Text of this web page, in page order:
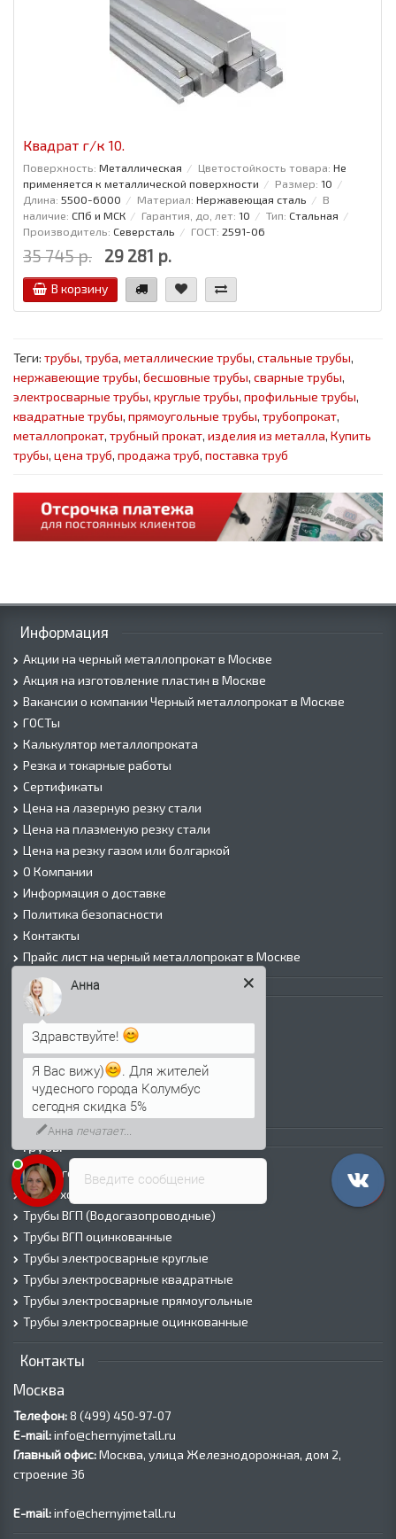
Квадрат г/к 10.
Поверхность: Металлическая Цветостойкость товара: Не
применяется к металлической поверхности
Размер: 10
Длина: 5500-6000 Материал: Нержавеющая сталь
В
наличие: СПб и МСК Гарантия, до, лет: 10 Тип: Стальная
Производитель: Северсталь ГОСТ: 2591-06
35 745 р. 29 281 р.
В корзину
Теги: трубы, труба, металлические трубы, стальные трубы,
нержавеющие трубы, бесшовные трубы, сварные трубы,
электросварные трубы, круглые трубы, профильные трубы,
квадратные трубы, прямоугольные трубы, трубопрокат,
металлопрокат, трубный прокат, изделия из металла, Купить
трубы, цена труб, продажа труб, поставка труб
Информация
Акции на черный металлопрокат в Москве
Акция на изготовление пластин в Москве
Вакансии о компании Черный металлопрокат в Москве
ГОСТы
Калькулятор металлопроката
Резка и токарные работы
Сертификаты
Цена на лазерную резку стали
Цена на плазменую резку стали
Цена на резку газом или болгаркой
О Компании
Информация о доставке
Политика безопасности
Контакты
Прайс лист на черный металлопрокат в Москве
Листовой прокат
Лист г/к
Лист х/к
Просечно-вытяжной лист (ПВЛ)
Лист рифленый
Лист оцинкованный
Трубы
Трубы горячедеформированные
Труба холоднодеформированная
Трубы ВГП (Водогазопроводные)
Трубы ВГП оцинкованные
Трубы электросварные круглые
Трубы электросварные квадратные
Трубы электросварные прямоугольные
Трубы электросварные оцинкованные
Контакты
Москва
Телефон:8 (499) 450‑97-07
E-mail:info@chernyjmetall.ru
Главный офис:Москва, улица Железнодорожная, дом 2,
строение 36
E-mail:info@chernyjmetall.ru
Введите сообщение
Анна
Здравствуйте!
Я Вас вижу)
. Для жителей
чудесного города Колумбус
сегодня скидка 5%
Анна печатает...